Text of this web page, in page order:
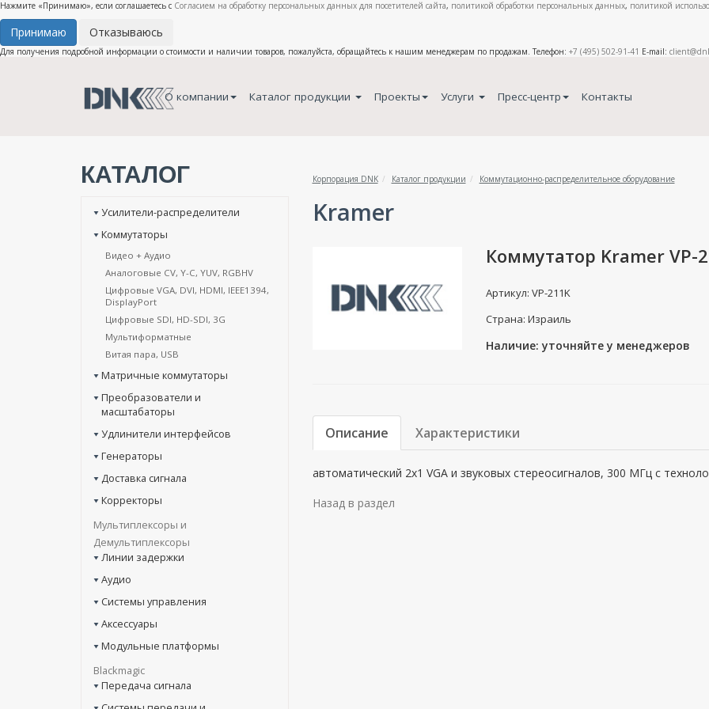
Нажмите «Принимаю», если соглашаетесь с Согласием на обработку персональных данных для посетителей сайта, политикой обработки персональных данных, политикой
Принимаю Отказываюсь
Для получения подробной информации о стоимости и наличии товаров, пожалуйста, обращайтесь к нашим менеджерам по продажам. Телефон: +7 (495) 502-91-41 E-mail:
О компании Каталог продукции Проекты Услуги Пресс-центр Контакты
КАТАЛОГ Корпорация DNK Каталог продукции Коммутационно-распределительное оборудование
Усилители-распределители
Коммутаторы
Видео + Аудио
Аналоговые CV, Y-C, YUV, RGBHV
Цифровые VGA, DVI, HDMI, IEEE1394,
DisplayPort
Цифровые SDI, HD-SDI, 3G
Мультиформатные
Витая пара, USB
Матричные коммутаторы
Преобразователи и
масштабаторы
Удлинители интерфейсов
Генераторы
Доставка сигнала
Корректоры
Мультиплексоры и
Демультиплексоры
Линии задержки
Аудио
Системы управления
Аксессуары
Модульные платформы
Blackmagic
Передача сигнала
Kramer
Коммутатор Kramer VP-
Артикул: VP-211K
Страна: Израиль
Наличие: уточняйте у менеджеров
Описание Характеристики
автоматический 2x1 VGA и звуковых стереосигналов, 300 МГц c
Назад в раздел